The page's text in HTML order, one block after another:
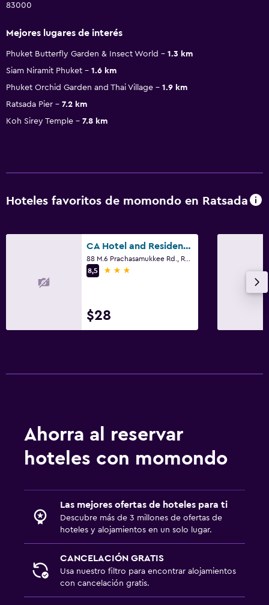
83000
Mejores lugares de interés
Phuket Butterfly Garden & Insect World
1.3 km
Siam Niramit Phuket
1.6 km
Phuket Orchid Garden and Thai Village
1.9 km
Ratsada Pier
7.2 km
Koh Sirey Temple
7.8 km
Hoteles favoritos de momondo en Ratsada
CA Hotel and Residence (SHA Plus+)
8,5
3 estrellas
$28
Ahorra al reservar
hoteles con momondo
Las mejores ofertas de hoteles para ti
Descubre más de 3 millones de ofertas de
hoteles y alojamientos en un solo lugar.
CANCELACIÓN GRATIS
Usa nuestro filtro para encontrar alojamientos
con cancelación gratis.